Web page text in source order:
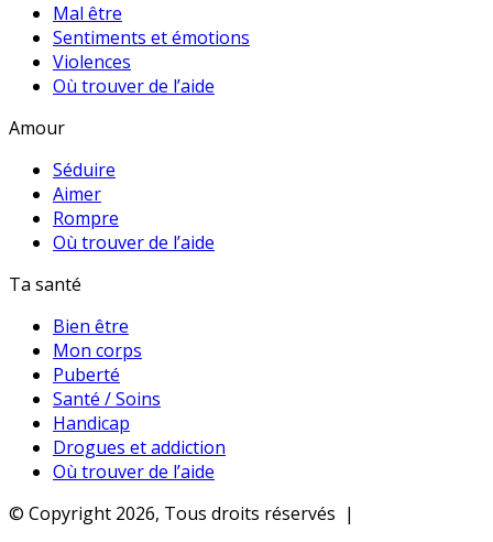
Mal être
Sentiments et émotions
Violences
Où trouver de l’aide
Amour
Séduire
Aimer
Rompre
Où trouver de l’aide
Ta santé
Bien être
Mon corps
Puberté
Santé / Soins
Handicap
Drogues et addiction
Où trouver de l’aide
© Copyright 2026, Tous droits réservés |